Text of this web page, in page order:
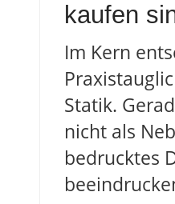
kaufen
Im Kern
Statik.
nicht als
bedrucktes